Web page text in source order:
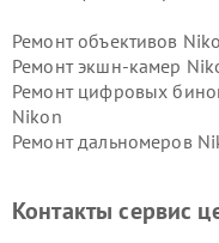
Ремонт объективов
Ремонт экшн-камер
Ремонт цифровых
Nikon
Ремонт дальномеров
Контакты сервис